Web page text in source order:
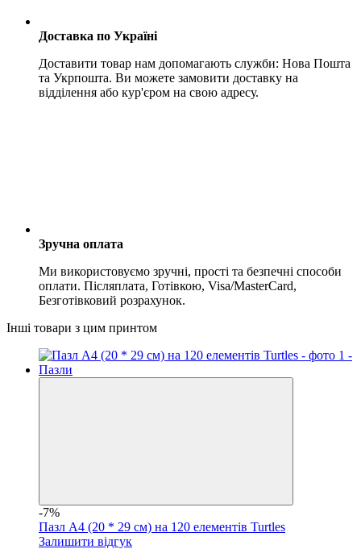
Доставка по Україні
Доставити товар нам допомагають служби: Нова Пошта
та Укрпошта. Ви можете замовити доставку на
відділення або кур'єром на свою адресу.
Зручна оплата
Ми використовуємо зручні, прості та безпечні способи
оплати. Післяплата, Готівкою, Visa/MasterCard,
Безготівковий розрахунок.
Інші товари з цим принтом
-7%
Пазл A4 (20 * 29 см) на 120 елементів Turtles
Залишити відгук